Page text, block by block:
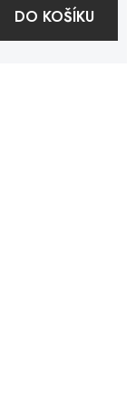
DO KOŠÍKU